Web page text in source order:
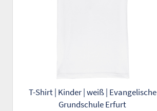
T-Shirt | Kinder | weiß | Evangelische
Grundschule Erfurt